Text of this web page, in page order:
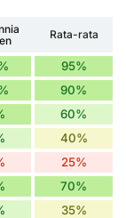
Rata-rata
95%
90%
60%
40%
25%
70%
35%